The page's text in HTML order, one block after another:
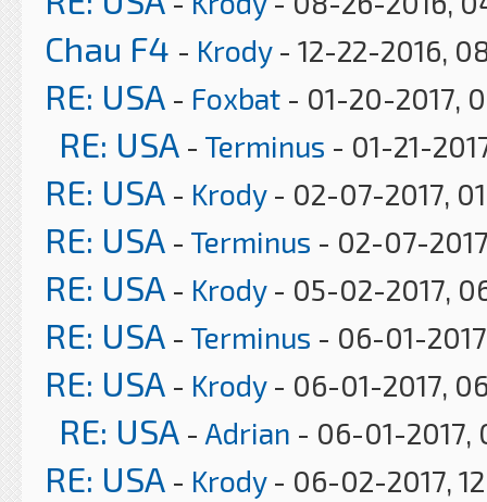
Chau F4 - Krody- 12-22-2016,
RE: USA - Foxbat - 01-20-2017,
RE: USA - Terminus - 01-21-
RE: USA - Krody- 02-07-2017,
RE: USA - Terminus - 02-07-
RE: USA - Krody- 05-02-2017,
RE: USA - Terminus - 06-01-
RE: USA - Krody- 06-01-2017,
RE: USA - Adrian - 06-01-2017,
RE: USA - Krody- 06-02-2017,